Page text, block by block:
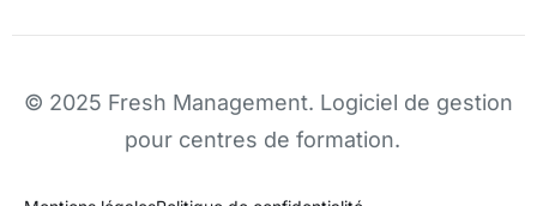
© 2025 Fresh Management. Logiciel de gestion
pour centres de formation.